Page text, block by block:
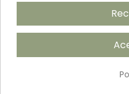
Términos y condiciones
Política de cookies